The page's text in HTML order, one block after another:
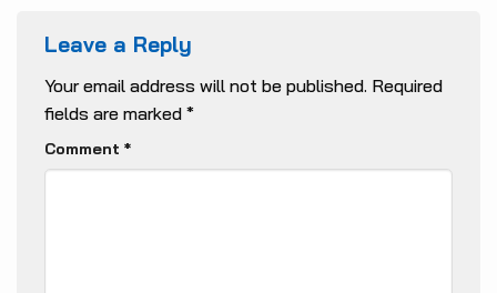
Leave a Reply
Your email address will not be published. Required
fields are marked *
Comment *